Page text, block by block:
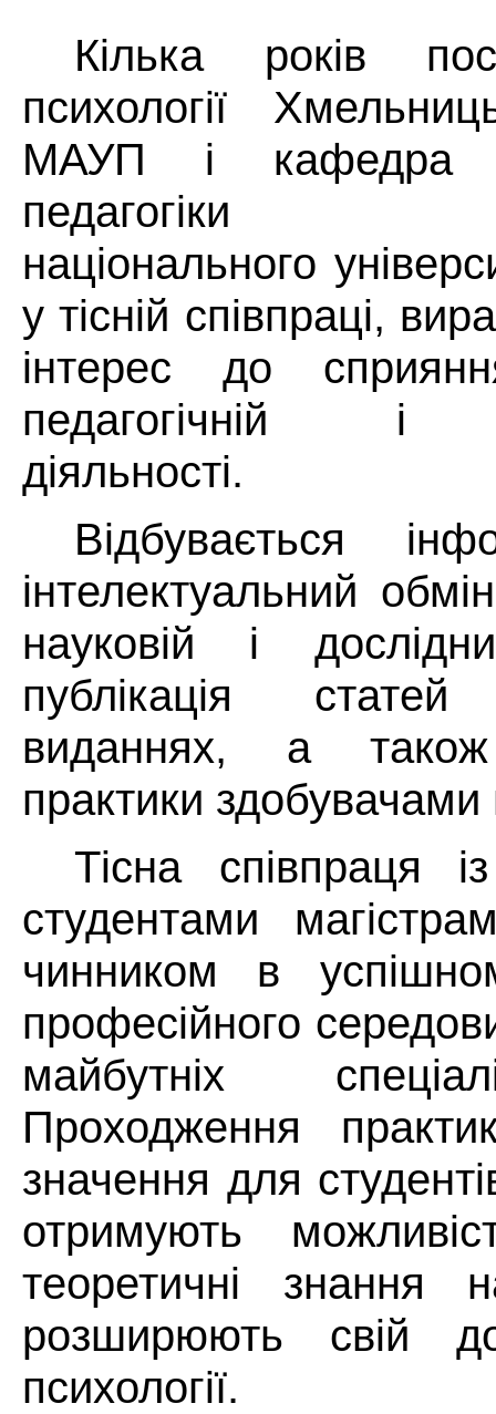
Кілька років
психології
МАУП і кафедра
педагогіки
національного
у тісній співпраці,
інтерес до
педагогічній і
діяльності.
Відбувається
інтелектуальний
науковій і
публікація
виданнях, а
практики здобувачами
Тісна співпраця
студентами
чинником в
професійного
майбутніх
Проходження
значення для
отримують
теоретичні знання
розширюють свій
психології.